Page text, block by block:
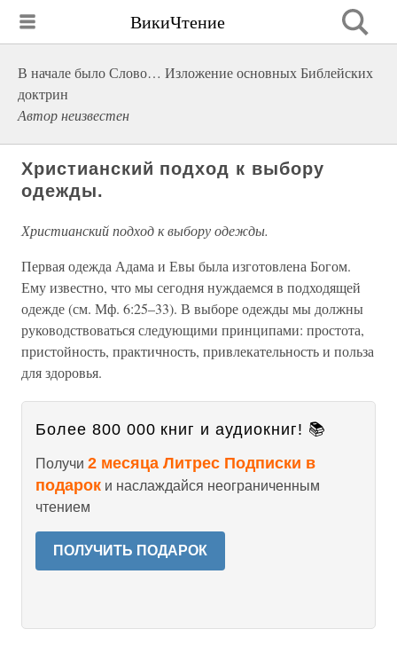
ВикиЧтение
В начале было Слово… Изложение основных Библейских
доктрин
Автор неизвестен
Христианский подход к выбору
одежды.
Христианский подход к выбору одежды.
Первая одежда Адама и Евы была изготовлена Богом.
Ему известно, что мы сегодня нуждаемся в подходящей
одежде (см. Мф. 6:25–33). В выборе одежды мы должны
руководствоваться следующими принципами: простота,
пристойность, практичность, привлекательность и польза
для здоровья.
Более 800 000 книг и аудиокниг! 📚
Получи 2 месяца Литрес Подписки в
подарок и наслаждайся неограниченным
чтением
ПОЛУЧИТЬ ПОДАРОК